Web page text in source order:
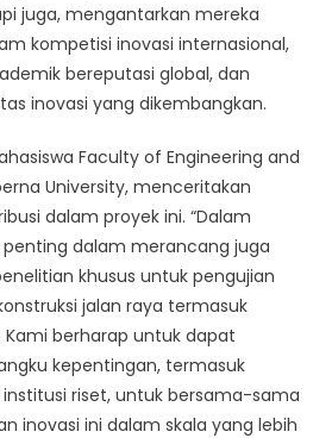
juga, mengantarkan mereka
kompetisi inovasi internasional,
bereputasi global, dan
inovasi yang dikembangkan.
Faculty of Engineering and
University, menceritakan
dalam proyek ini. “Dalam
dalam merancang juga
khusus untuk pengujian
jalan raya termasuk
berharap untuk dapat
kepentingan, termasuk
riset, untuk bersama-sama
inovasi ini dalam skala yang lebih